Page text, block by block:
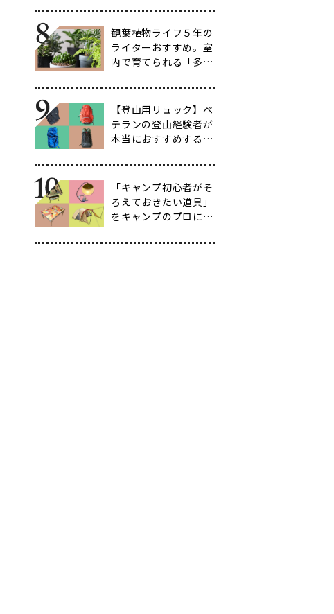
ぎ】
観葉植物ライフ５年の
ライターおすすめ。室
内で育てられる「多肉
育て方も紹介】
【登山用リュック】ベ
テランの登山経験者が
本当におすすめする容
選
「キャンプ初心者がそ
ろえておきたい道具」
をキャンプのプロに聞